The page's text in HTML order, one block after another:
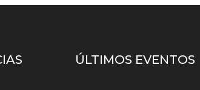
ÚLTIMOS EVENTOS